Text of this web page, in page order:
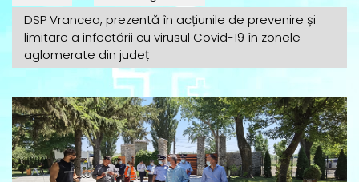
DSP Vrancea, prezentă în acțiunile de prevenire și
limitare a infectării cu virusul Covid-19 în zonele
aglomerate din județ